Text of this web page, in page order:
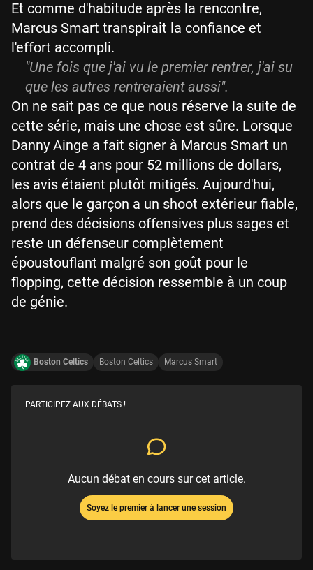
Et comme d'habitude après la rencontre,
Marcus Smart transpirait la confiance et
l'effort accompli.
"Une fois que j'ai vu le premier rentrer, j'ai su
que les autres rentreraient aussi".
On ne sait pas ce que nous réserve la suite de
cette série, mais une chose est sûre. Lorsque
Danny Ainge a fait signer à Marcus Smart un
contrat de 4 ans pour 52 millions de dollars,
les avis étaient plutôt mitigés. Aujourd'hui,
alors que le garçon a un shoot extérieur fiable,
prend des décisions offensives plus sages et
reste un défenseur complètement
époustouflant malgré son goût pour le
flopping, cette décision ressemble à un coup
de génie.
Boston Celtics Boston Celtics Marcus Smart
PARTICIPEZ AUX DÉBATS !
Aucun débat en cours sur cet article.
Soyez le premier à lancer une session